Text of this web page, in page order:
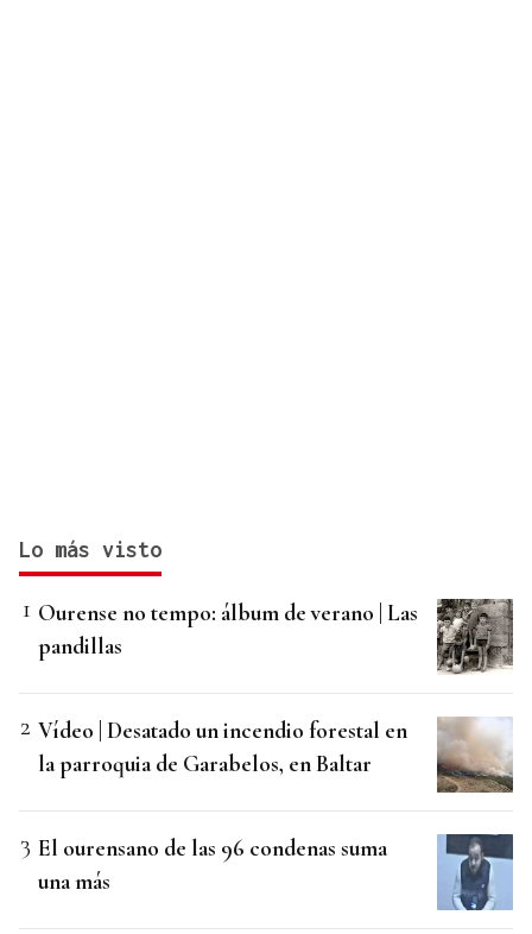
Lo más visto
Ourense no tempo: álbum de verano | Las
pandillas
Vídeo | Desatado un incendio forestal en
la parroquia de Garabelos, en Baltar
El ourensano de las 96 condenas suma
una más